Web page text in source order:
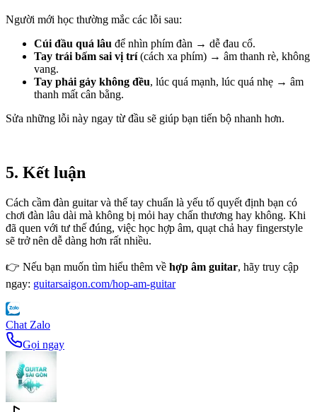
Người mới học thường mắc các lỗi sau:
Cúi đầu quá lâu để nhìn phím đàn → dễ đau cổ.
Tay trái bấm sai vị trí (cách xa phím) → âm thanh rè, không
vang.
Tay phải gảy không đều, lúc quá mạnh, lúc quá nhẹ → âm
thanh mất cân bằng.
Sửa những lỗi này ngay từ đầu sẽ giúp bạn tiến bộ nhanh hơn.
5. Kết luận
Cách cầm đàn guitar và thế tay chuẩn là yếu tố quyết định bạn có
chơi đàn lâu dài mà không bị mỏi hay chấn thương hay không. Khi
đã quen với tư thế đúng, việc học hợp âm, quạt chả hay fingerstyle
sẽ trở nên dễ dàng hơn rất nhiều.
👉 Nếu bạn muốn tìm hiểu thêm về hợp âm guitar, hãy truy cập
ngay: guitarsaigon.com/hop-am-guitar
Chat Zalo
Gọi ngay